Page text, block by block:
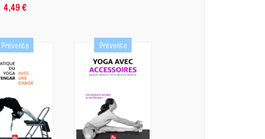
4,49 €
Prévente Prévente